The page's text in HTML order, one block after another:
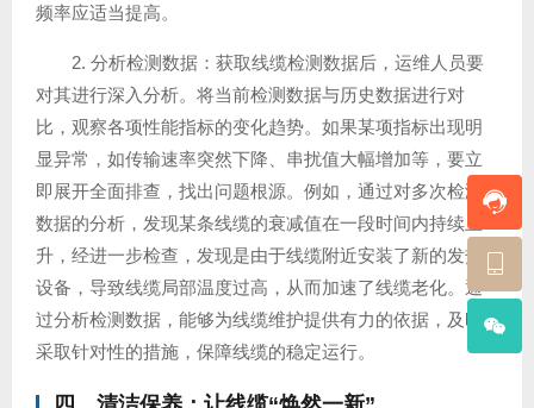
频率应适当提高。
2. 分析检测数据：获取线缆检测数据后，运维人员要
对其进行深入分析。将当前检测数据与历史数据进行对
比，观察各项性能指标的变化趋势。如果某项指标出现明
显异常，如传输速率突然下降、串扰值大幅增加等，要立
即展开全面排查，找出问题根源。例如，通过对多次检测
数据的分析，发现某条线缆的衰减值在一段时间内持续上
升，经进一步检查，发现是由于线缆附近安装了新的发热
设备，导致线缆局部温度过高，从而加速了线缆老化。通
过分析检测数据，能够为线缆维护提供有力的依据，及时
采取针对性的措施，保障线缆的稳定运行。